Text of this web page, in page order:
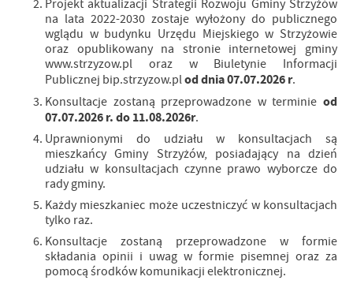
Projekt aktualizacji Strategii Rozwoju Gminy Strzyżów
na lata 2022-2030 zostaje wyłożony do publicznego
wglądu w budynku Urzędu Miejskiego w Strzyżowie
oraz opublikowany na stronie internetowej gminy
www.strzyzow.pl oraz w Biuletynie Informacji
Publicznej bip.strzyzow.plod dnia 07.07.2026 r.
Konsultacje zostaną przeprowadzone w terminie od
07.07.2026 r. do 11.08.2026r.
Uprawnionymi do udziału w konsultacjach są
mieszkańcy Gminy Strzyżów, posiadający na dzień
udziału w konsultacjach czynne prawo wyborcze do
rady gminy.
Każdy mieszkaniec może uczestniczyć w konsultacjach
tylko raz.
Konsultacje zostaną przeprowadzone w formie
składania opinii i uwag w formie pisemnej oraz za
pomocą środków komunikacji elektronicznej.